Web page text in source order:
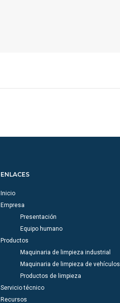
ENLACES
Inicio
Empresa
Presentación
Equipo humano
Productos
Maquinaria de limpieza industrial
Maquinaria de limpieza de vehículos
Productos de limpieza
Servicio técnico
Recursos